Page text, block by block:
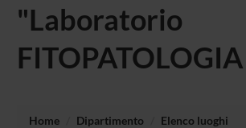
"Laboratorio
Home Dipartimento
Elenco luoghi